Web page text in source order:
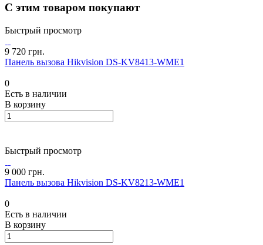
С этим товаром покупают
Быстрый просмотр
9 720 грн.
Панель вызова Hikvision DS-KV8413-WME1
0
Есть в наличии
В корзину
Быстрый просмотр
9 000 грн.
Панель вызова Hikvision DS-KV8213-WME1
0
Есть в наличии
В корзину